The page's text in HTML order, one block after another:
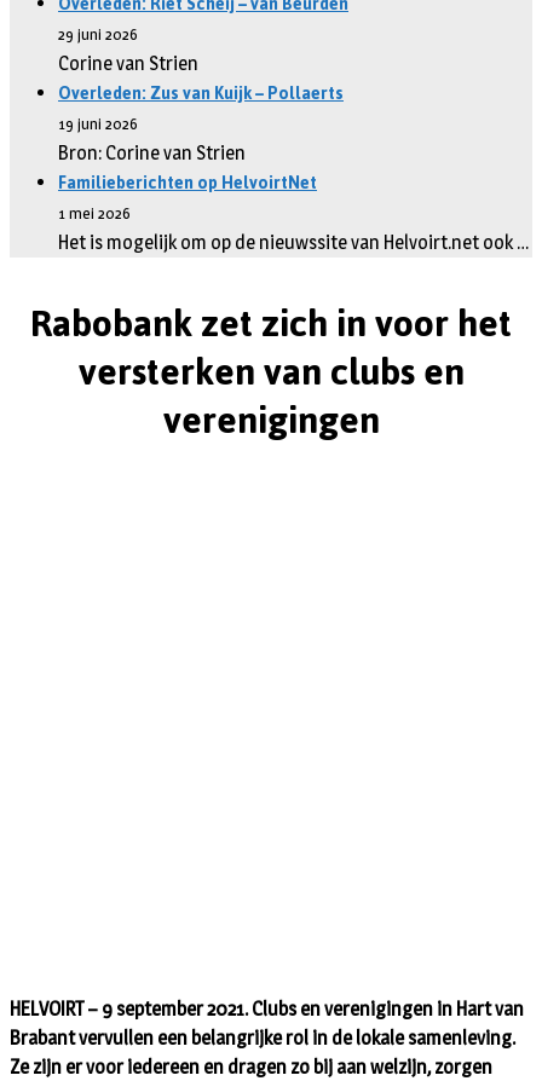
29 juni 2026
Corine van Strien
Overleden: Zus van Kuijk – Pollaerts
19 juni 2026
Bron: Corine van Strien
Familieberichten op HelvoirtNet
1 mei 2026
Het is mogelijk om op de nieuwssite van Helvoirt.net ook …
Rabobank zet zich in voor het
versterken van clubs en
verenigingen
HELVOIRT – 9 september 2021. Clubs en verenigingen in Hart van
Brabant vervullen een belangrijke rol in de lokale samenleving.
Ze zijn er voor iedereen en dragen zo bij aan welzijn, zorgen